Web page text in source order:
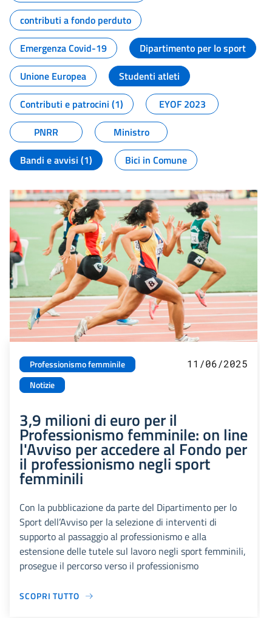
contributi a fondo perduto
Emergenza Covid-19
Dipartimento per lo sport
Unione Europea
Studenti atleti
Contributi e patrocini (1)
EYOF 2023
PNRR
Ministro
Bandi e avvisi (1)
Bici in Comune
Professionismo femminile
Notizie
11/06/2025
3,9 milioni di euro per il
Professionismo femminile: on line
l'Avviso per accedere al Fondo per
il professionismo negli sport
femminili
Con la pubblicazione da parte del Dipartimento per lo
Sport dell’Avviso per la selezione di interventi di
supporto al passaggio al professionismo e alla
estensione delle tutele sul lavoro negli sport femminili,
prosegue il percorso verso il professionismo
SCOPRI TUTTO